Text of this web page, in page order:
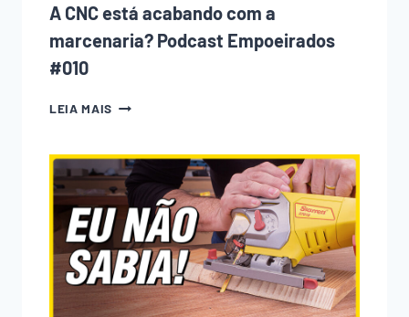
A CNC está acabando com a
marcenaria? Podcast Empoeirados
#010
LEIA MAIS A
ACABANDO
COM
A
MARCENARIA?
PODCAST
EMPOEIRADOS
#010